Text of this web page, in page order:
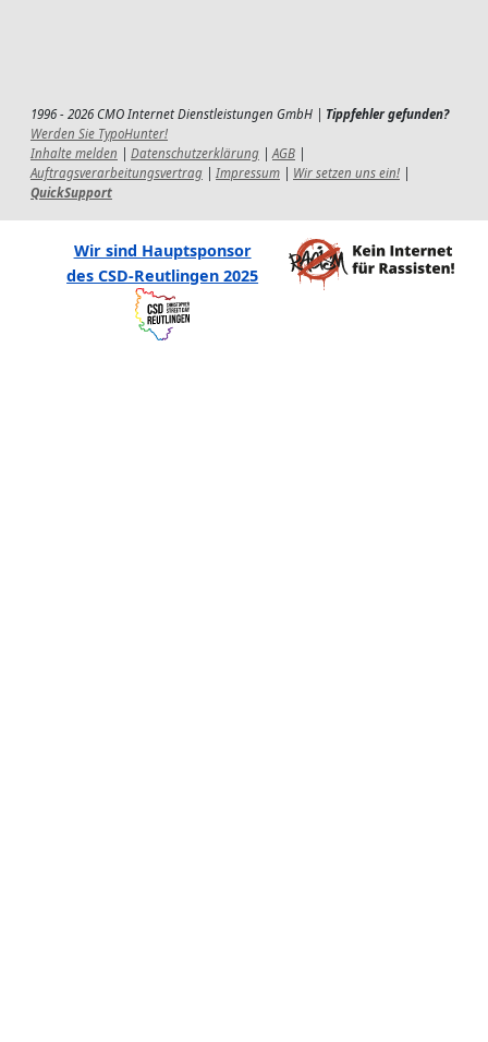
1996 - 2026 CMO Internet Dienstleistungen GmbH | Tippfehler gefunden?
Werden Sie TypoHunter!
Inhalte melden
Datenschutzerklärung AGB
Auftragsverarbeitungsvertrag
Impressum Wir setzen uns ein!
QuickSupport
Wir sind Hauptsponsor
des CSD-Reutlingen 2025